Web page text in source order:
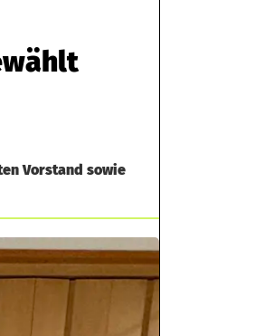
Vorstand sowie